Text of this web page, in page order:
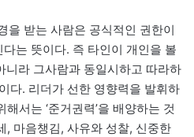
을 받는 사람은 공식적인 권한이
는 뜻이다. 즉 타인이 개인을 볼
니라 그사람과 동일시하고 따라하
다. 리더가 선한 영향력을 발휘하
서는 ‘준거권력’을 배양하는 것
, 마음챙김, 사유와 성찰, 신중한